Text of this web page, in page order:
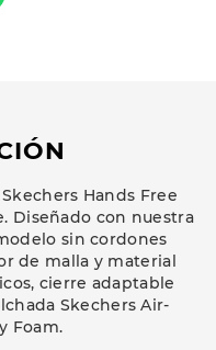
Hands Free
Diseñado con nuestra
sin cordones
de malla y material
cierre adaptable
Skechers Air-
Foam.